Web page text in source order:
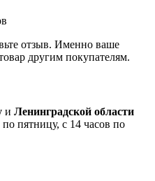
отзыв. Именно ваше
другим покупателям.
и Ленинградской области
пятницу, с 14 часов по